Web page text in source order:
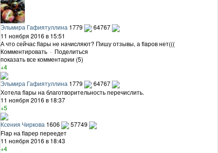
Эльмира Гафиятуллина 1779
64767
11 ноября 2016 в 15:51
А что сейчас flapы не начиcляют? Пишу отзывы, а flapов нет(((
Комментировать · Поделиться
показать все комментарии (5)
+4
Эльмира Гафиятуллина 1779
64767
Хотела flapы на благотворительность перечислить.
11 ноября 2016 в 18:37
+5
Ксения Чиркова 1606
57749
Flap на flapер переедет
11 ноября 2016 в 18:43
+4